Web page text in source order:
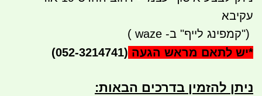
עקיבא
")קמפינג לייף" ב- waze
)
*יש לתאם מראש הגעה (052-3214741)
ניתן להזמין בדרכים הבאות:​​